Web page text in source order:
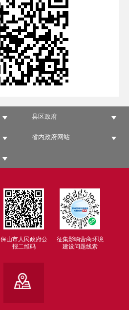
县区政府
省内政府网站
保山市人民政府公
报二维码
征集影响营商环境
建设问题线索